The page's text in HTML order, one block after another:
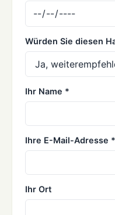
Würden Sie diesen
Ihr Name *
Ihre E-Mail-Adresse *
Ihr Ort